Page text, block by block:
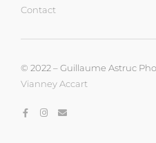
Contact
© 2022 – Guillaume Astruc
Vianney Accart